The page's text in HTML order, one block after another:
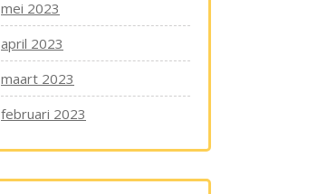
mei 2023
april 2023
maart 2023
februari 2023